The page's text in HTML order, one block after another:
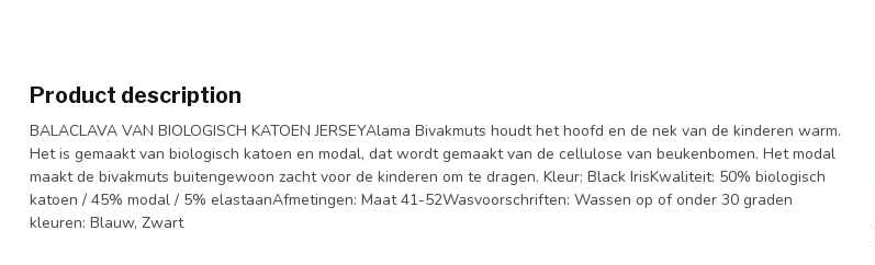
Product description
BALACLAVA VAN BIOLOGISCH KATOEN JERSEYAlama Bivakmuts houdt het hoofd en de nek van de kinderen warm.
Het is gemaakt van biologisch katoen en modal, dat wordt gemaakt van de cellulose van beukenbomen. Het modal
maakt de bivakmuts buitengewoon zacht voor de kinderen om te dragen. Kleur: Black IrisKwaliteit: 50% biologisch
katoen / 45% modal / 5% elastaanAfmetingen: Maat 41-52Wasvoorschriften: Wassen op of onder 30 graden
kleuren: Blauw, Zwart